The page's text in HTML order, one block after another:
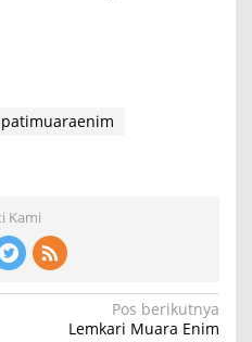
Kami
Pos berikutnya
Lemkari Muara Enim